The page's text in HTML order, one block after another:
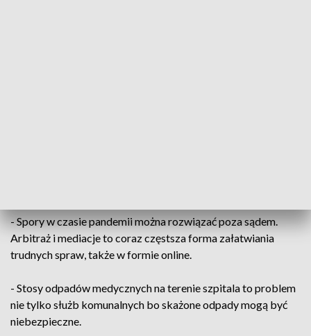
- Spory w czasie pandemii można rozwiązać poza sądem.
Arbitraż i mediacje to coraz częstsza forma załatwiania
trudnych spraw, także w formie online.
- Stosy odpadów medycznych na terenie szpitala to problem
nie tylko służb komunalnych bo skażone odpady mogą być
niebezpieczne.